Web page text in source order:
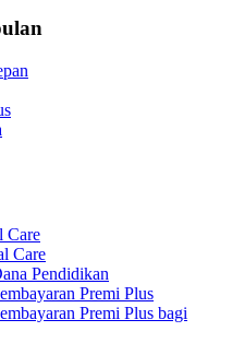
Care
Care
Pendidikan
Premi Plus
Premi Plus bagi